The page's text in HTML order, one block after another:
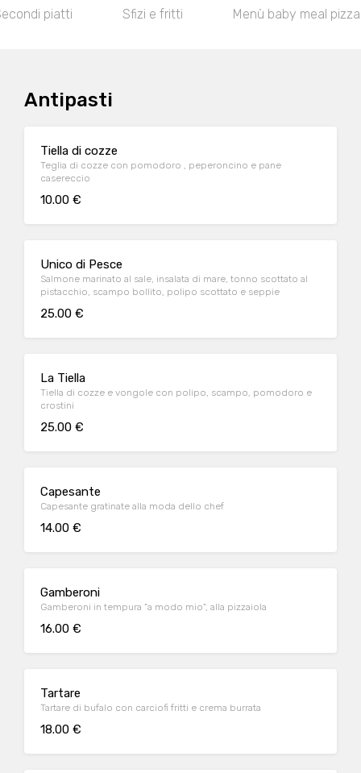
piatti Sfizi e fritti Menù baby meal pizza
Antipasti
Tiella di cozze
Teglia di cozze con pomodoro , peperoncino e pane
casereccio
10.00 €
Unico di Pesce
Salmone marinato al sale, insalata di mare, tonno scottato al
pistacchio, scampo bollito, polipo scottato e seppie
25.00 €
La Tiella
Tiella di cozze e vongole con polipo, scampo, pomodoro e
crostini
25.00 €
Capesante
Capesante gratinate alla moda dello chef
14.00 €
Gamberoni
Gamberoni in tempura "a modo mio", alla pizzaiola
16.00 €
Tartare
Tartare di bufalo con carciofi fritti e crema burrata
18.00 €